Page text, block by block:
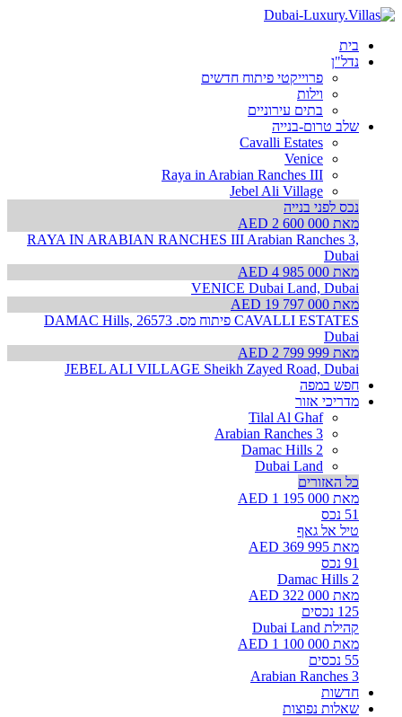
בית
נדל"ן
פרוייקטי פיתוח חדשים
וילות
בתים עירוניים
שלב טרום-בנייה
Cavalli Estates
Venice
Raya in Arabian Ranches III
Jebel Ali Village
נכס לפני בנייה
מאת AED 2 600 000
RAYA IN ARABIAN RANCHES III Arabian Ranches 3,
Dubai
מאת AED 4 985 000
VENICE Dubai Land, Dubai
מאת AED 19 797 000
CAVALLI ESTATES פיתוח מס. 26573
DAMAC Hills,
Dubai
מאת AED 2 799 999
JEBEL ALI VILLAGE Sheikh Zayed Road, Dubai
חפש במפה
מדריכי אזור
Tilal Al Ghaf
Arabian Ranches 3
Damac Hills 2
Dubai Land
כל האזורים
מאת AED 1 195 000
51 נכס
טיל אל גאף
מאת AED 369 995
91 נכס
Damac Hills 2
מאת AED 322 000
125 נכסים
קהילת Dubai Land
מאת AED 1 100 000
55 נכסים
Arabian Ranches 3
חדשות
שאלות נפוצות